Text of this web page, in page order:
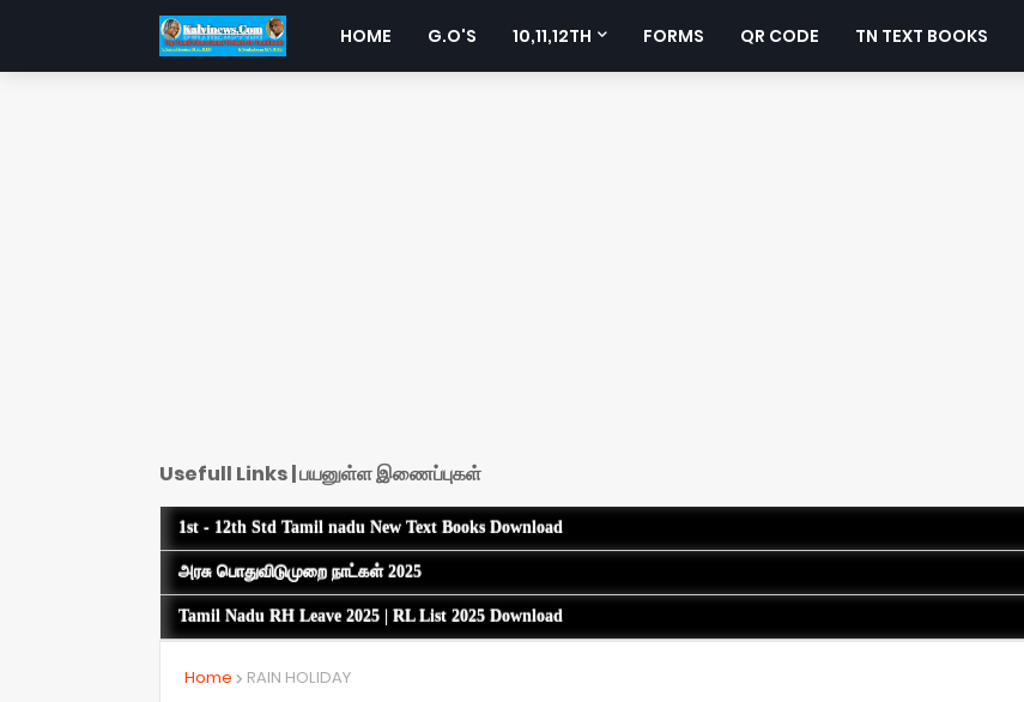
HOME G.O'S 10,11,12TH FORMS QR CODE TN TEXT BOOKS
Usefull Links | பயனுள்ள இணைப்புகள்
1st - 12th Std Tamil nadu New Text Books Download
அரசு பொதுவிடுமுறை நாட்கள் 2025
Tamil Nadu RH Leave 2025 | RL List 2025 Download
Home RAIN HOLIDAY